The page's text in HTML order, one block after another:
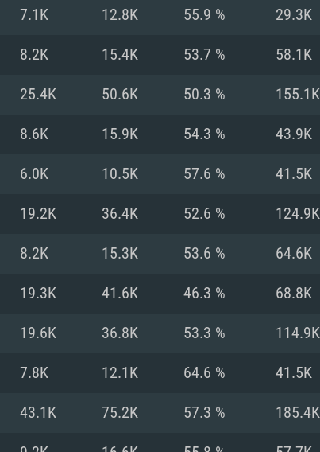
DE
7.1K 12.8K 55.9 % 29.3K
8.2K 15.4K 53.7 % 58.1K
25.4K 50.6K 50.3 % 155.1K
8.6K 15.9K 54.3 % 43.9K
6.0K 10.5K 57.6 % 41.5K
19.2K 36.4K 52.6 % 124.9K
8.2K 15.3K 53.6 % 64.6K
19.3K 41.6K 46.3 % 68.8K
19.6K 36.8K 53.3 % 114.9K
7.8K 12.1K 64.6 % 41.5K
43.1K 75.2K 57.3 % 185.4K